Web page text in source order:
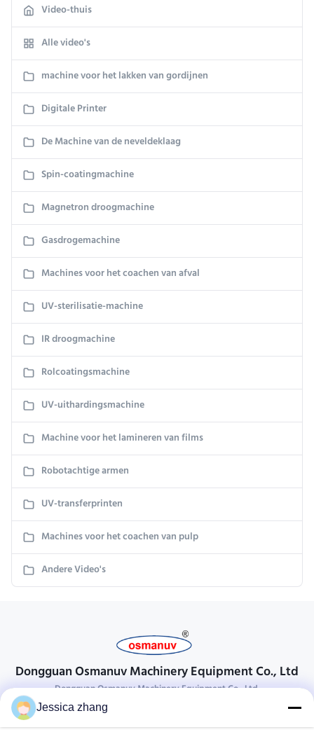
Video-thuis
Alle video's
machine voor het lakken van gordijnen
Digitale Printer
De Machine van de neveldeklaag
Spin-coatingmachine
Magnetron droogmachine
Gasdrogemachine
Machines voor het coachen van afval
UV-sterilisatie-machine
IR droogmachine
Rolcoatingsmachine
UV-uithardingsmachine
Machine voor het lamineren van films
Robotachtige armen
UV-transferprinten
Machines voor het coachen van pulp
Andere Video's
Dongguan Osmanuv Machinery Equipment Co., Ltd
Dongguan Osmanuv Machinery Equipment Co., Ltd.
Neem contact op.
Jessica zhang